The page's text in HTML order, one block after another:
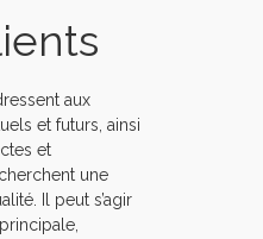
aux
et futurs, ainsi
et
une
Il peut s’agir